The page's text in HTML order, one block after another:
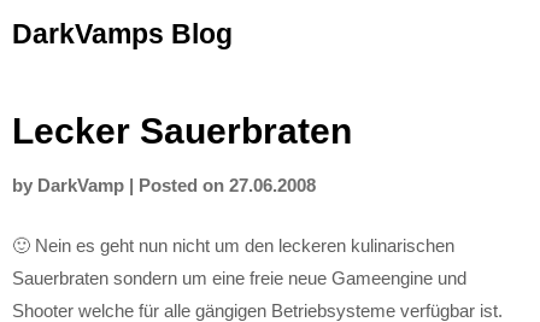
toDarkVamps Blog
Lecker Sauerbraten
by DarkVamp | Posted on 27.06.2008
🙂 Nein es geht nun nicht um den leckeren kulinarischen
Sauerbraten sondern um eine freie neue Gameengine und
Shooter welche für alle gängigen Betriebsysteme verfügbar ist.